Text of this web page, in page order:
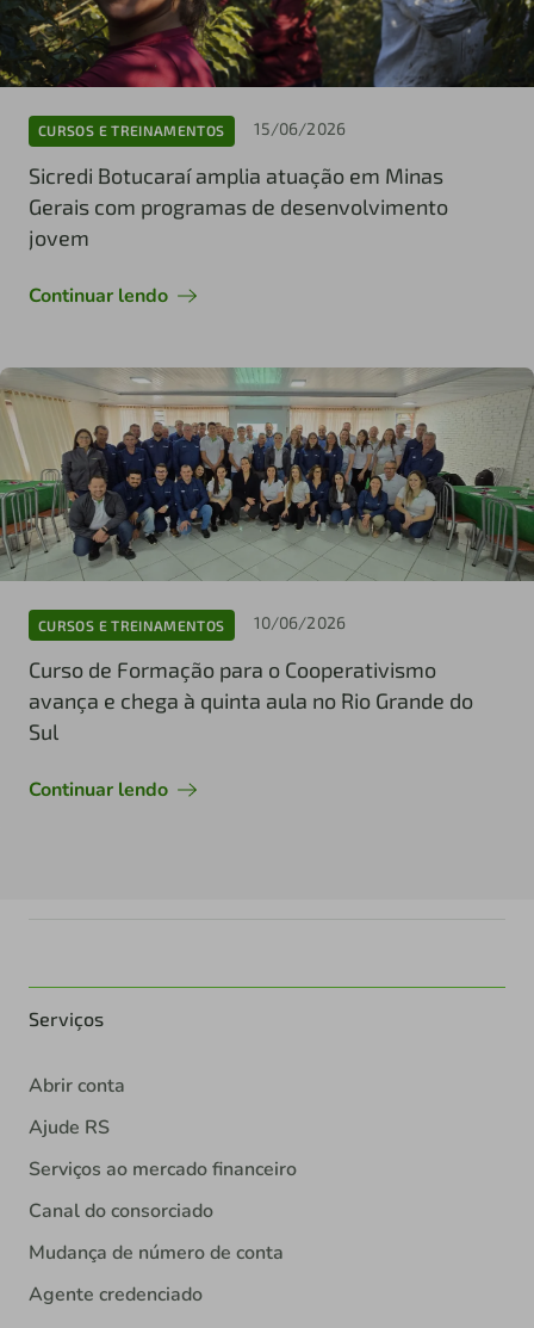
CURSOS E TREINAMENTOS 15/06/2026
Sicredi Botucaraí amplia atuação em Minas
Gerais com programas de desenvolvimento
jovem
Continuar lendo
CURSOS E TREINAMENTOS 10/06/2026
Curso de Formação para o Cooperativismo
avança e chega à quinta aula no Rio Grande do
Sul
Continuar lendo
Serviços
Abrir conta
Ajude RS
Serviços ao mercado financeiro
Canal do consorciado
Mudança de número de conta
Agente credenciado